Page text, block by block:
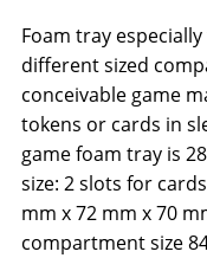
Foam tray
different sized
conceivable game
tokens or cards in
game foam tray is
size: 2 slots for
mm x 72 mm x 70
compartment size